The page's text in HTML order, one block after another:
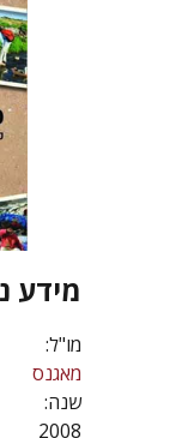
מידע
מו"ל:
מאגנס
שנה:
2008